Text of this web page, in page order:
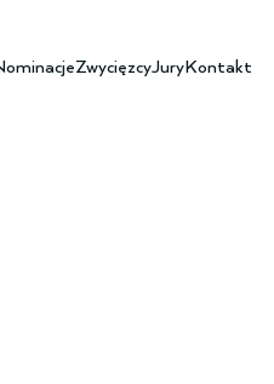
ZwycięzcyJuryKontakt